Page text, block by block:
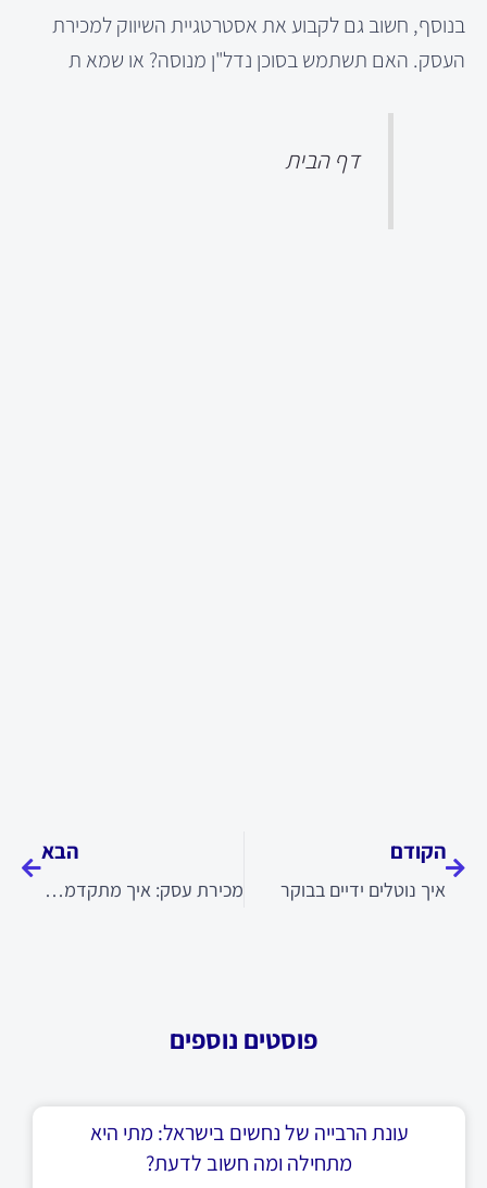
בנוסף, חשוב גם לקבוע את אסטרטגיית השיווק למכירת
העסק. האם תשתמש בסוכן נדל"ן מנוסה? או שמא ת
דף הבית
הקודם
איך נוטלים ידיים בבוקר
הבא
מכירת עסק: איך מתקדמים לעסקה נכונה ובטוחה?
פוסטים נוספים
עונת הרבייה של נחשים בישראל: מתי היא
מתחילה ומה חשוב לדעת?